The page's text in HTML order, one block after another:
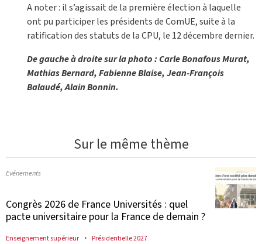
A noter : il s’agissait de la première élection à laquelle
ont pu participer les présidents de ComUE, suite à la
ratification des statuts de la CPU, le 12 décembre dernier.
De gauche à droite sur la photo : Carle Bonafous Murat,
Mathias Bernard, Fabienne Blaise, Jean-François
Balaudé, Alain Bonnin.
Sur le même thème
Evénements
Congrès 2026 de France Universités : quel
pacte universitaire pour la France de demain ?
Enseignement supérieur Présidentielle 2027